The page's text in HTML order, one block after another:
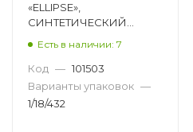
«ELLIPSE»,
СИНТЕТИЧЕСКИЙ
АССОРТИ, 62Х28Х9ММ
4070905
Есть в наличии: 7
Код — 101503
Варианты упаковок —
1/18/432